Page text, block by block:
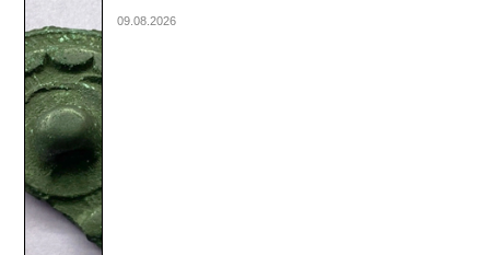
09.08.2026